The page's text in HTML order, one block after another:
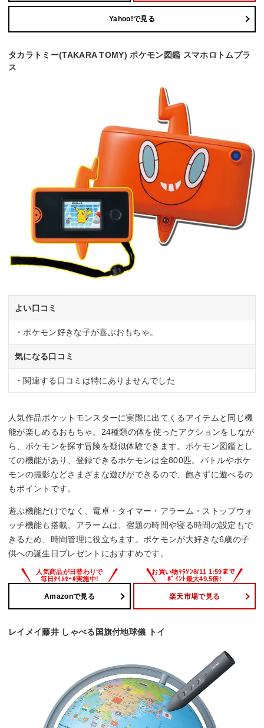
Yahoo!で見る
タカラトミー(TAKARA TOMY) ポケモン図鑑 スマホロトムプラ
ス
よい口コミ
・ポケモン好きな子が喜ぶおもちゃ。
気になる口コミ
・関連する口コミは特にありませんでした
人気作品ポケットモンスターに実際に出てくるアイテムと同じ機
能が楽しめるおもちゃ。24種類の体を使ったアクションをしなが
ら、ポケモンを探す冒険を疑似体験できます。ポケモン図鑑とし
ての機能があり、登録できるポケモンは全800匹。バトルやポケ
モンの撮影などさまざまな遊びができるので、飽きずに遊べるの
もポイントです。
遊ぶ機能だけでなく、電卓・タイマー・アラーム・ストップウォ
ッチ機能も搭載。アラームは、宿題の時間や寝る時間の設定もで
きるため、時間管理に役立ちます。ポケモンが大好きな6歳の子
供への誕生日プレゼントにおすすめです。
Amazonで見る 楽天市場で見る
レイメイ藤井 しゃべる国旗付地球儀 トイ